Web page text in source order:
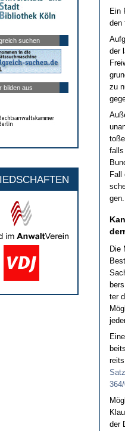
suchen
bilden aus
Ein
den
der
zu
falls
Fall
gen.
Die
ter
der